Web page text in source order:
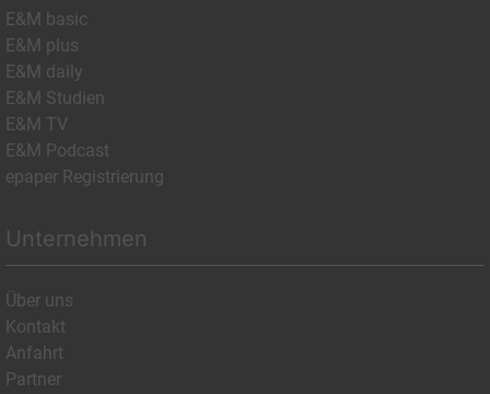
E&M basic
E&M plus
E&M daily
E&M Studien
E&M TV
E&M Podcast
epaper Registrierung
Unternehmen
Über uns
Kontakt
Anfahrt
Partner